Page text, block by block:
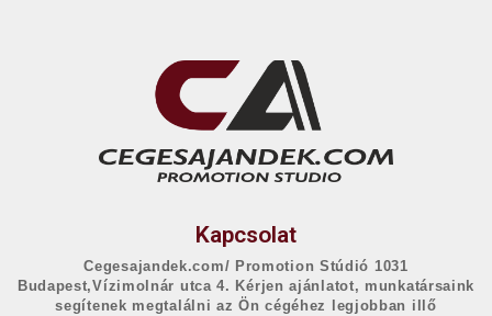
Kapcsolat
Cegesajandek.com/ Promotion Stúdió 1031
Budapest,Vízimolnár utca 4. Kérjen ajánlatot, munkatársaink
segítenek megtalálni az Ön cégéhez legjobban illő